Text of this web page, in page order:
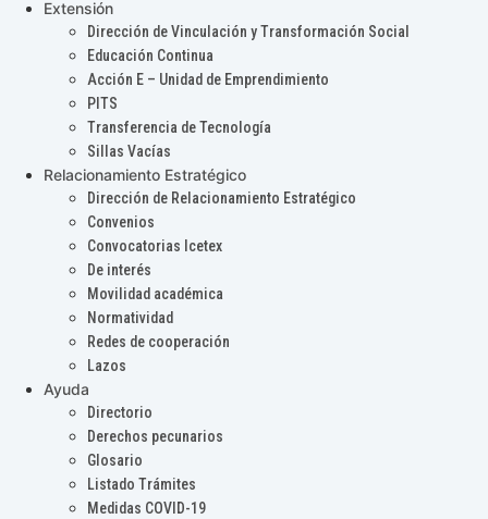
Extensión
Dirección de Vinculación y Transformación Social
Educación Continua
Acción E – Unidad de Emprendimiento
PITS
Transferencia de Tecnología
Sillas Vacías
Relacionamiento Estratégico
Dirección de Relacionamiento Estratégico
Convenios
Convocatorias Icetex
De interés
Movilidad académica
Normatividad
Redes de cooperación
Lazos
Ayuda
Directorio
Derechos pecunarios
Glosario
Listado Trámites
Medidas COVID-19